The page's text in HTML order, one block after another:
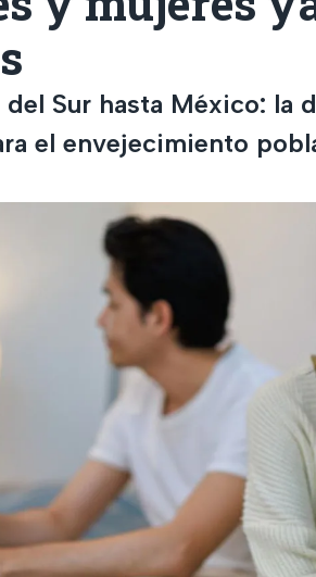
del Sur hasta México: la
el envejecimiento